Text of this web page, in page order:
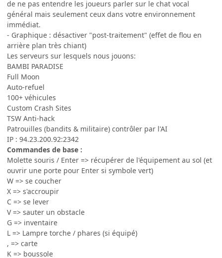
de ne pas entendre les joueurs parler sur le chat vocal
général mais seulement ceux dans votre environnement
immédiat.
- Graphique : désactiver "post-traitement" (effet de flou en
arrière plan très chiant)
Les serveurs sur lesquels nous jouons:
BAMBI PARADISE
Full Moon
Auto-refuel
100+ véhicules
Custom Crash Sites
TSW Anti-hack
Patrouilles (bandits & militaire) contrôler par l'AI
IP : 94.23.200.92:2342
Commandes de base :
Molette souris / Enter => récupérer de l'équipement au sol (et
ouvrir une porte pour Enter si symbole vert)
W => se coucher
X => s'accroupir
C => se lever
V => sauter un obstacle
G => inventaire
L => Lampre torche / phares (si équipé)
, => carte
K => boussole